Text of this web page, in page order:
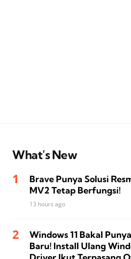
What’s New
Brave Punya Solusi
MV2 Tetap Berfungsi!
13 hours ago
Windows 11 Bakal
Baru! Install Ulang